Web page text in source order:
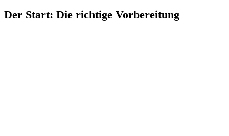
Der Start: Die richtige Vorbereitung